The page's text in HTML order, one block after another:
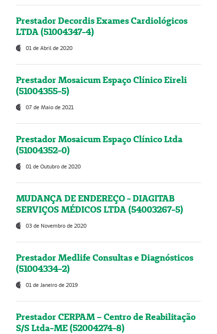
Prestador Decordis Exames Cardiológicos
LTDA (51004347-4)
01 de Abril de 2020
Prestador Mosaicum Espaço Clínico Eireli
(51004355-5)
07 de Maio de 2021
Prestador Mosaicum Espaço Clínico Ltda
(51004352-0)
01 de Outubro de 2020
MUDANÇA DE ENDEREÇO - DIAGITAB
SERVIÇOS MÉDICOS LTDA (54003267-5)
03 de Novembro de 2020
Prestador Medlife Consultas e Diagnósticos
(51004334-2)
01 de Janeiro de 2019
Prestador CERPAM – Centro de Reabilitação
S/S Ltda-ME (52004274-8)